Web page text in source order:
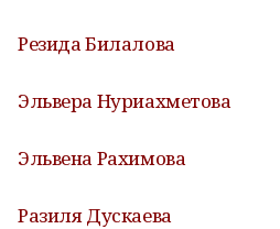
Резида Билалова
Эльвера Нуриахметова
Эльвена Рахимова
Разиля Дускаева